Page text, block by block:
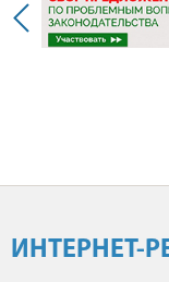
ИНТЕРНЕТ-